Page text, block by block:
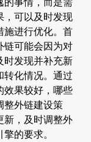
，可以及时发现
施进行优化。首
链可能会因为对
时发现并补充新
转化情况。通过
效果较好，哪些
整外链建设策
新，及时调整外
的要求。